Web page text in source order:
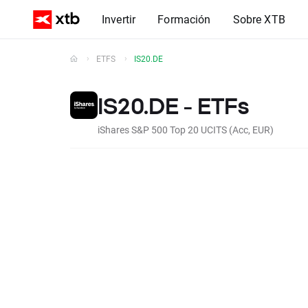
Invertir Formación Sobre XTB
ETFS IS20.DE
IS20.DE - ETFs
iShares S&P 500 Top 20 UCITS (Acc, EUR)